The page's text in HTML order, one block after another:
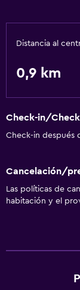
Distancia al
0,9 km
Check-in/
Check-in después
Cancelación/
Las políticas de
habitación y el